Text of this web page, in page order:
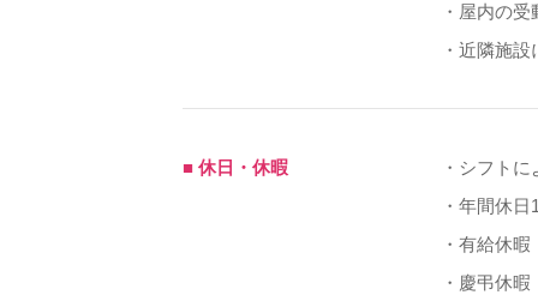
・屋内の
・近隣施
■ 休日・休暇
・シフト
・年間休日
・有給休暇
・慶弔休暇